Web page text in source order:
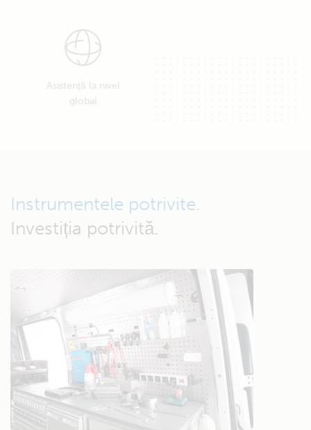
Asistență la nivel
global
Instrumentele potrivite.
Investiția potrivită.